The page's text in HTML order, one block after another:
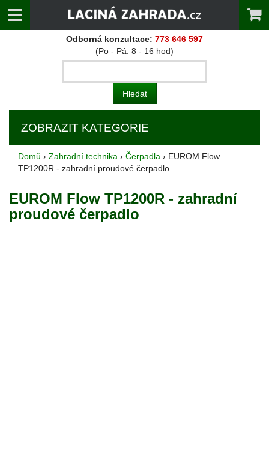
Odborná konzultace: 773 646 597
(Po - Pá: 8 - 16 hod)
ZOBRAZIT KATEGORIE
Domů › Zahradní technika › Čerpadla › EUROM Flow
TP1200R - zahradní proudové čerpadlo
EUROM Flow TP1200R - zahradní
proudové čerpadlo